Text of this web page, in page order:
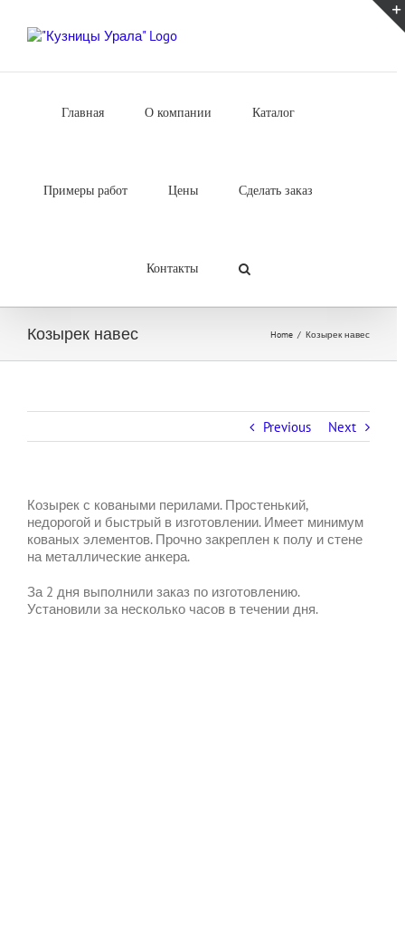
content
Главная О компании Каталог
Примеры работ Цены Сделать заказ
Контакты
Козырек навес Home / Козырек навес
Previous Next
Козырек с коваными перилами. Простенький,
недорогой и быстрый в изготовлении. Имеет минимум
кованых элементов. Прочно закреплен к полу и стене
на металлические анкера.
За 2 дня выполнили заказ по изготовлению.
Установили за несколько часов в течении дня.